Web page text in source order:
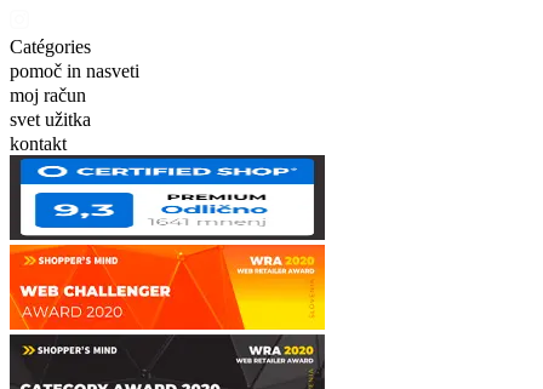
Catégories
pomoč in nasveti
moj račun
svet užitka
kontakt